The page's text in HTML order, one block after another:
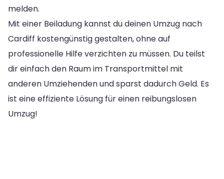
melden.
Mit einer Beiladung kannst du deinen Umzug nach
Cardiff kostengünstig gestalten, ohne auf
professionelle Hilfe verzichten zu müssen. Du teilst
dir einfach den Raum im Transportmittel mit
anderen Umziehenden und sparst dadurch Geld. Es
ist eine effiziente Lösung für einen reibungslosen
Umzug!